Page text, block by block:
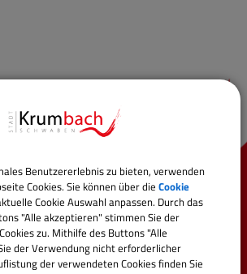
Benutzererlebnis zu bieten, verwenden
Cookies. Sie können über die Cookie
Cookie Auswahl anpassen. Durch das
"Alle akzeptieren" stimmen Sie der
zu. Mithilfe des Buttons "Alle
der Verwendung nicht erforderlicher
der verwendeten Cookies finden Sie